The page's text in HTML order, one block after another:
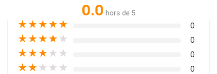
0.0 hors de 5
★★★★★ 0
★★★★ ★ 0
★★★ ★ ★ 0
★★ ★ ★ ★ 0